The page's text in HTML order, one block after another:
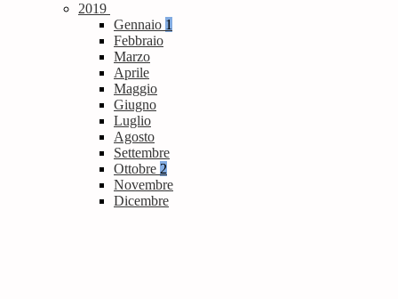
2019
Gennaio 1
Febbraio
Marzo
Aprile
Maggio
Giugno
Luglio
Agosto
Settembre
Ottobre 2
Novembre
Dicembre